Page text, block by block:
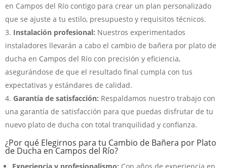
en Campos del Río contigo para crear un plan personalizado
que se ajuste a tu estilo, presupuesto y requisitos técnicos.
Instalación profesional: Nuestros experimentados
instaladores llevarán a cabo el cambio de bañera por plato de
ducha en Campos del Río con precisión y eficiencia,
asegurándose de que el resultado final cumpla con tus
expectativas y estándares de calidad.
Garantía de satisfacción: Respaldamos nuestro trabajo con
una garantía de satisfacción para que puedas disfrutar de tu
nuevo plato de ducha con total tranquilidad y confianza.
¿Por qué Elegirnos para tu Cambio de Bañera por Plato
de Ducha en Campos del Río?